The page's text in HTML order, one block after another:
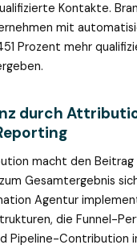
Kontakte.
mit
Prozent mehr
durch
macht den Beitrag
Gesamtergebnis
Agentur
die Funnel-
Pipeline-Contribution